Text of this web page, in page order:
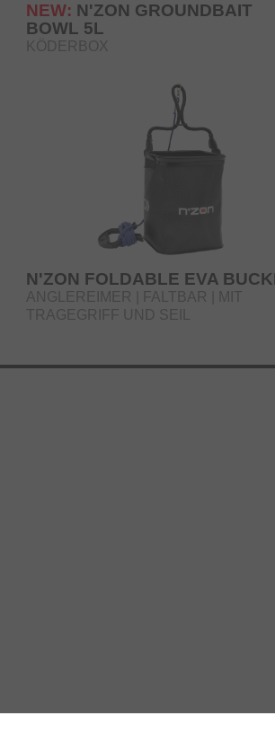
NEW: N'ZON GROUNDBAIT
BOWL 5L
KÖDERBOX
N'ZON FOLDABLE EVA
ANGLEREIMER | FALTBAR | MIT
TRAGEGRIFF UND SEIL